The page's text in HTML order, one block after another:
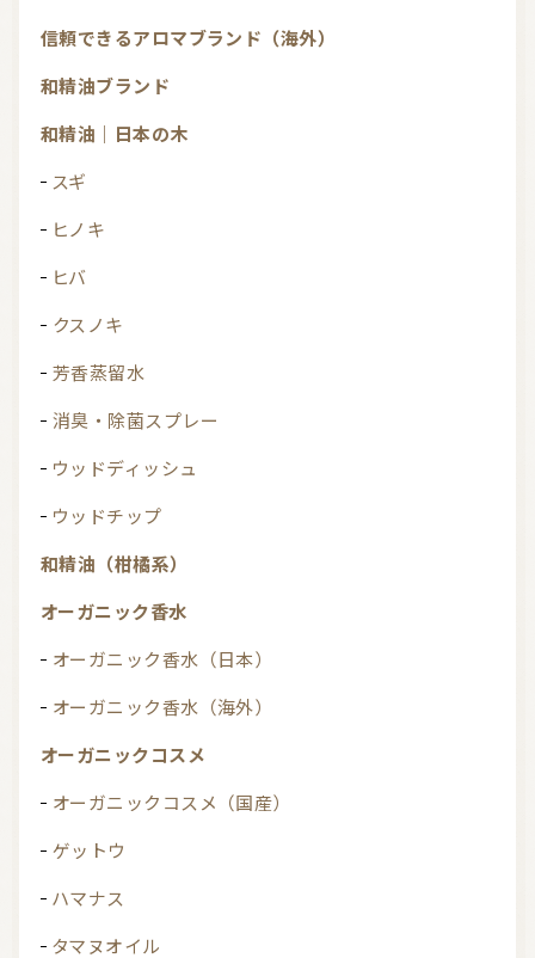
信頼できるアロマブランド（海外）
和精油ブランド
和精油｜日本の木
スギ
ヒノキ
ヒバ
クスノキ
芳香蒸留水
消臭・除菌スプレー
ウッドディッシュ
ウッドチップ
和精油（柑橘系）
オーガニック香水
オーガニック香水（日本）
オーガニック香水（海外）
オーガニックコスメ
オーガニックコスメ（国産）
ゲットウ
ハマナス
タマヌオイル